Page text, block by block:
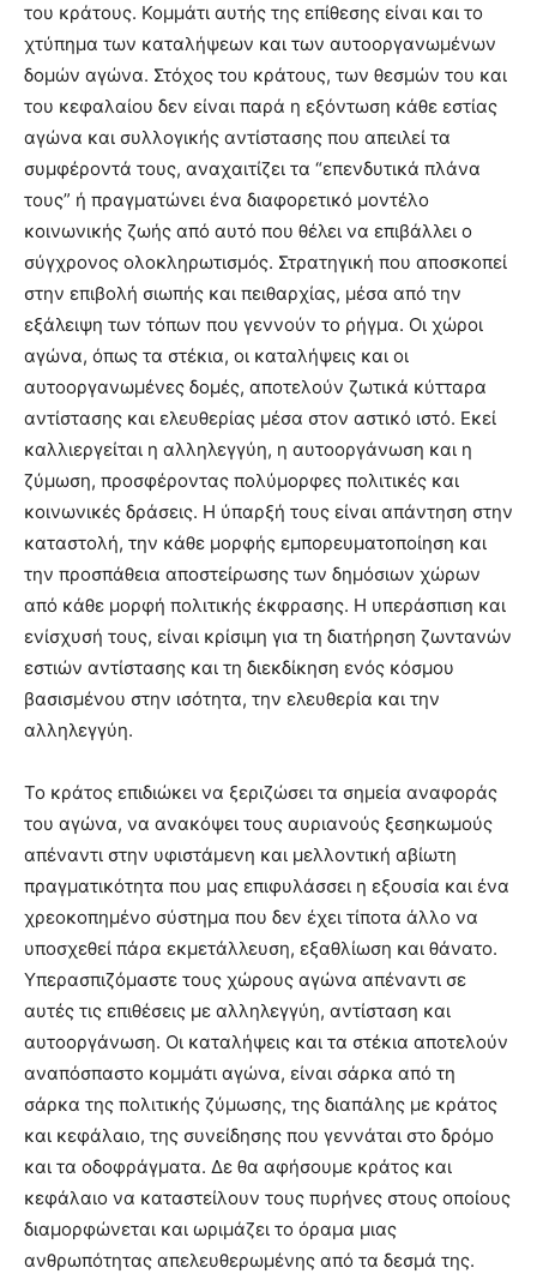
του κράτους. Κομμάτι αυτής της επίθεσης είναι και το
χτύπημα των καταλήψεων και των αυτοοργανωμένων
δομών αγώνα. Στόχος του κράτους, των θεσμών του και
του κεφαλαίου δεν είναι παρά η εξόντωση κάθε εστίας
αγώνα και συλλογικής αντίστασης που απειλεί τα
συμφέροντά τους, αναχαιτίζει τα “επενδυτικά πλάνα
τους” ή πραγματώνει ένα διαφορετικό μοντέλο
κοινωνικής ζωής από αυτό που θέλει να επιβάλλει ο
σύγχρονος ολοκληρωτισμός. Στρατηγική που αποσκοπεί
στην επιβολή σιωπής και πειθαρχίας, μέσα από την
εξάλειψη των τόπων που γεννούν το ρήγμα. Οι χώροι
αγώνα, όπως τα στέκια, οι καταλήψεις και οι
αυτοοργανωμένες δομές, αποτελούν ζωτικά κύτταρα
αντίστασης και ελευθερίας μέσα στον αστικό ιστό. Εκεί
καλλιεργείται η αλληλεγγύη, η αυτοοργάνωση και η
ζύμωση, προσφέροντας πολύμορφες πολιτικές και
κοινωνικές δράσεις. Η ύπαρξή τους είναι απάντηση στην
καταστολή, την κάθε μορφής εμπορευματοποίηση και
την προσπάθεια αποστείρωσης των δημόσιων χώρων
από κάθε μορφή πολιτικής έκφρασης. Η υπεράσπιση και
ενίσχυσή τους, είναι κρίσιμη για τη διατήρηση ζωντανών
εστιών αντίστασης και τη διεκδίκηση ενός κόσμου
βασισμένου στην ισότητα, την ελευθερία και την
αλληλεγγύη.
Το κράτος επιδιώκει να ξεριζώσει τα σημεία αναφοράς
του αγώνα, να ανακόψει τους αυριανούς ξεσηκωμούς
απέναντι στην υφιστάμενη και μελλοντική αβίωτη
πραγματικότητα που μας επιφυλάσσει η εξουσία και ένα
χρεοκοπημένο σύστημα που δεν έχει τίποτα άλλο να
υποσχεθεί πάρα εκμετάλλευση, εξαθλίωση και θάνατο.
Υπερασπιζόμαστε τους χώρους αγώνα απέναντι σε
αυτές τις επιθέσεις με αλληλεγγύη, αντίσταση και
αυτοοργάνωση. Οι καταλήψεις και τα στέκια αποτελούν
αναπόσπαστο κομμάτι αγώνα, είναι σάρκα από τη
σάρκα της πολιτικής ζύμωσης, της διαπάλης με κράτος
και κεφάλαιο, της συνείδησης που γεννάται στο δρόμο
και τα οδοφράγματα. Δε θα αφήσουμε κράτος και
κεφάλαιο να καταστείλουν τους πυρήνες στους οποίους
διαμορφώνεται και ωριμάζει το όραμα μιας
ανθρωπότητας απελευθερωμένης από τα δεσμά της.